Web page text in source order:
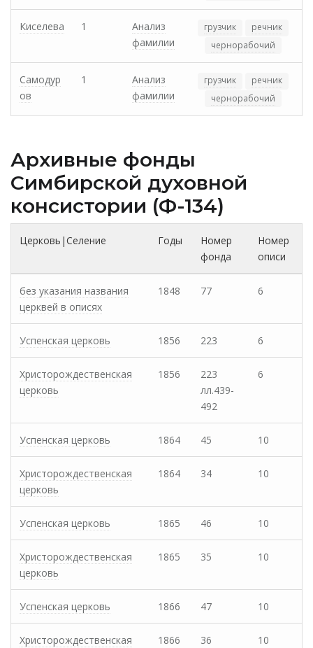
Киселева 1
Анализ
фамилии
грузчик
речник
чернорабочий
Самодур
ов
1
Анализ
фамилии
грузчик
речник
чернорабочий
Архивные фонды
Cимбирской духовной
консистории (Ф-134)
Церковь|Селение Годы
Номер
фонда
Номер
описи
без указания названия
церквей в описях
1848 77 6
Успенская церковь 1856 223 6
Христорождественская
церковь
1856
223
лл.439-
492
6
Успенская церковь 1864 45 10
Христорождественская
церковь
1864 34 10
Успенская церковь 1865 46 10
Христорождественская
церковь
1865 35 10
Успенская церковь 1866 47 10
Христорождественская
1866 36 10